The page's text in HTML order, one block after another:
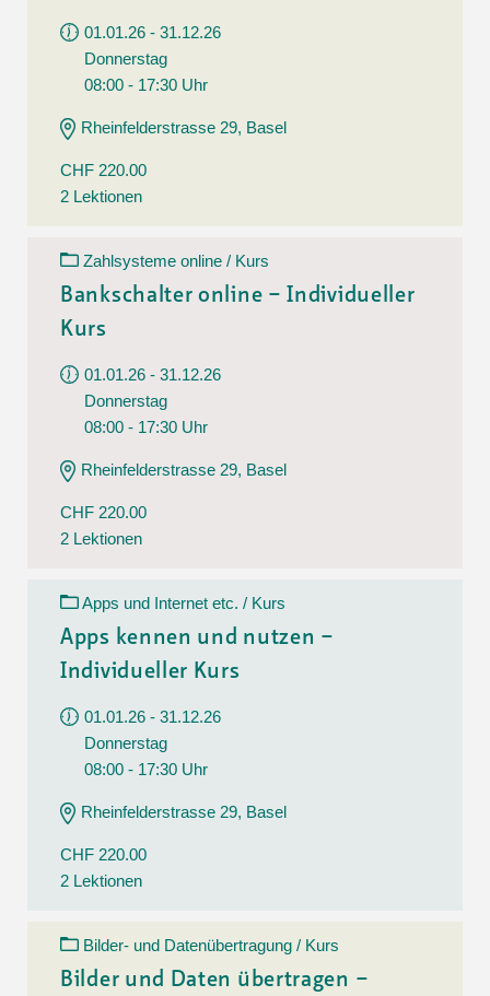
01.01.26 - 31.12.26
Donnerstag
08:00 - 17:30 Uhr
Rheinfelderstrasse 29, Basel
CHF 220.00
2 Lektionen
Zahlsysteme online / Kurs
Bankschalter online – Individueller
Kurs
01.01.26 - 31.12.26
Donnerstag
08:00 - 17:30 Uhr
Rheinfelderstrasse 29, Basel
CHF 220.00
2 Lektionen
Apps und Internet etc. / Kurs
Apps kennen und nutzen –
Individueller Kurs
01.01.26 - 31.12.26
Donnerstag
08:00 - 17:30 Uhr
Rheinfelderstrasse 29, Basel
CHF 220.00
2 Lektionen
Bilder- und Datenübertragung / Kurs
Bilder und Daten übertragen –